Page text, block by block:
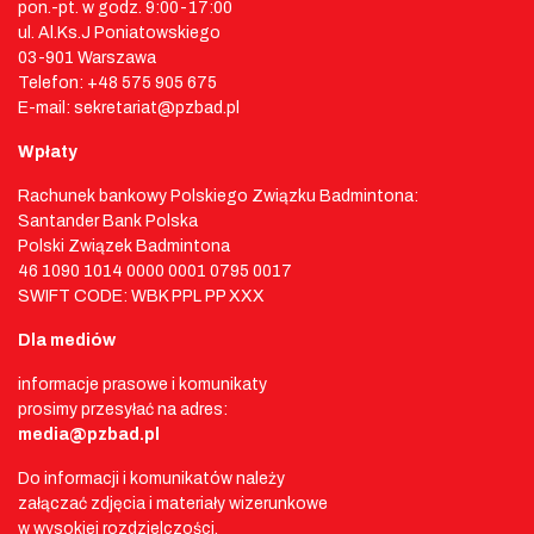
pon.-pt. w godz. 9:00-17:00
ul. Al.Ks.J Poniatowskiego
03-901 Warszawa
Telefon: +48 575 905 675
E-mail: sekretariat@pzbad.pl
Wpłaty
Rachunek bankowy Polskiego Związku Badmintona:
Santander Bank Polska
Polski Związek Badmintona
46 1090 1014 0000 0001 0795 0017
SWIFT CODE: WBK PPL PP XXX
Dla mediów
informacje prasowe i komunikaty
prosimy przesyłać na adres:
media@pzbad.pl
Do informacji i komunikatów należy
załączać zdjęcia i materiały wizerunkowe
w wysokiej rozdzielczości.